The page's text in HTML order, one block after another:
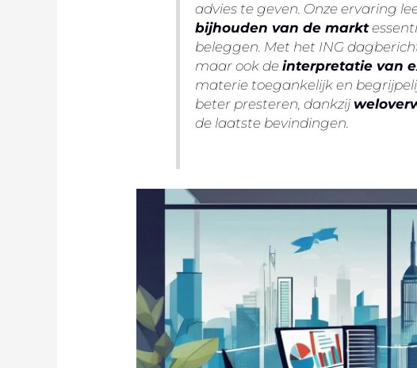
advies te geven. Onze ervaring
bijhouden van de markt
beleggen. Met het ING
maar ook deinterpretatie van
materie toegankelijk en
beter presteren, dankzij
de laatste bevindingen.